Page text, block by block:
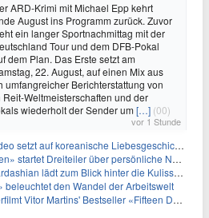
ARD-Krimi mit Michael Epp kehrt
August ins Programm zurück. Zuvor
ein langer Sportnachmittag mit der
Tour und dem DFB-Pokal
dem Plan. Das Erste setzt am
22. August, auf einen Mix aus
umfangreicher Berichterstattung von
Weltmeisterschaften und der
wiederholt der Sender um[…] (00)
vor 1 Stunde
setzt auf koreanische Liebesgeschichte
startet Dreiteiler über persönliche Neuanfänge
lädt zum Blick hinter die Kulissen ihres Freundeskreises
beleuchtet den Wandel der Arbeitswelt
Vitor Martins' Bestseller «Fifteen Days»